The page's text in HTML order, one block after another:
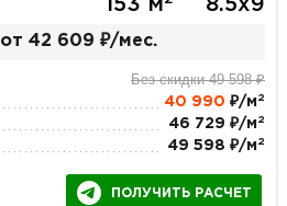
от 42 609 ₽/мес.
Без скидки 49 598 ₽
40 990 ₽/м 2
46 729 ₽/м 2
49 598 ₽/м 2
ПОЛУЧИТЬ РАСЧЕТ